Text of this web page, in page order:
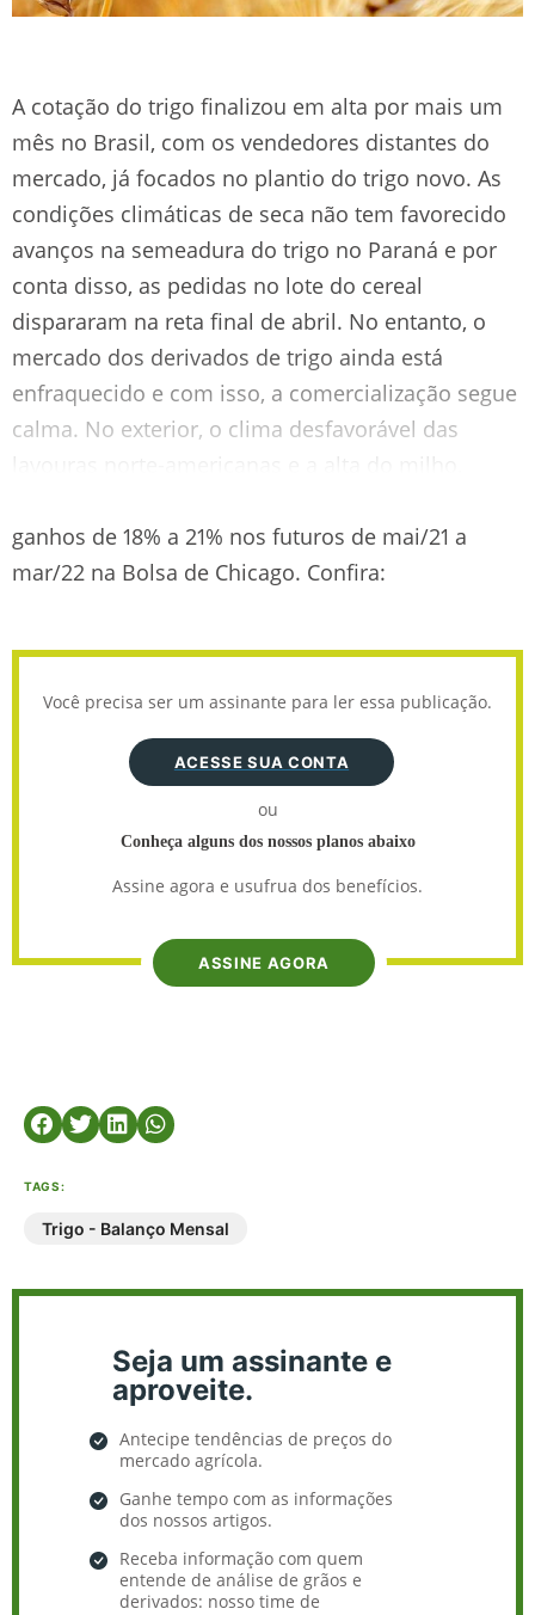
A cotação do trigo finalizou em alta por mais um
mês no Brasil, com os vendedores distantes do
mercado, já focados no plantio do trigo novo. As
condições climáticas de seca não tem favorecido
avanços na semeadura do trigo no Paraná e por
conta disso, as pedidas no lote do cereal
dispararam na reta final de abril. No entanto, o
mercado dos derivados de trigo ainda está
enfraquecido e com isso, a comercialização segue
calma. No exterior, o clima desfavorável das
lavouras norte-americanas e a alta do milho,
ganhos de 18% a 21% nos futuros de mai/21 a
mar/22 na Bolsa de Chicago. Confira:
Você precisa ser um assinante para ler essa publicação.
ACESSE SUA CONTA
ou
Conheça alguns dos nossos planos abaixo
Assine agora e usufrua dos benefícios.
ASSINE AGORA
TAGS:
Trigo - Balanço Mensal
Seja um assinante e
aproveite.
Antecipe tendências de preços do
mercado agrícola.
Ganhe tempo com as informações
dos nossos artigos.
Receba informação com quem
entende de análise de grãos e
derivados: nosso time de